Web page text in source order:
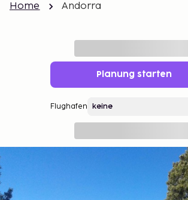
Home Andorra
Planung starten
Flughafen